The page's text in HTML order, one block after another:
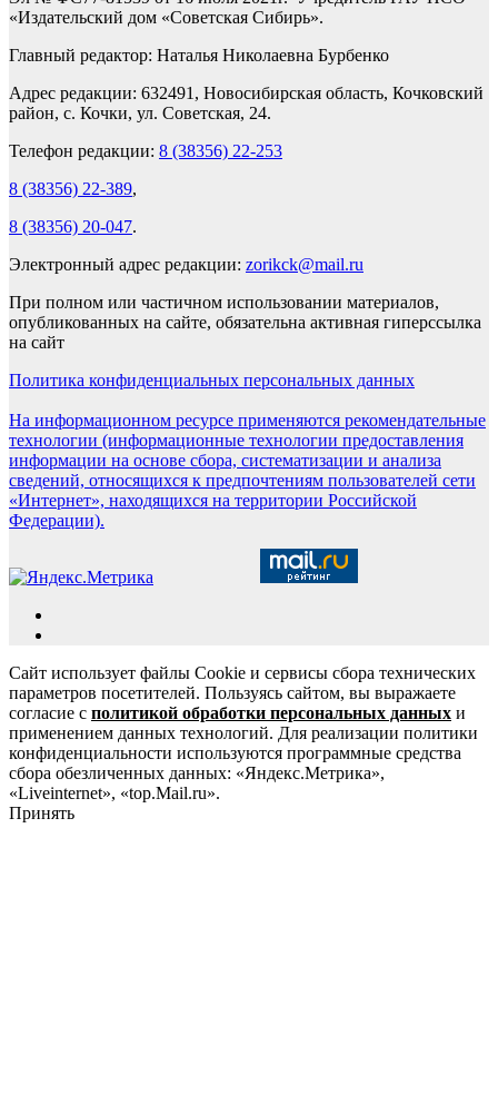
«Издательский дом «Советская Сибирь».
Главный редактор: Наталья Николаевна Бурбенко
Адрес редакции: 632491, Новосибирская область, Кочковский
район, с. Кочки, ул. Советская, 24.
Телефон редакции: 8 (38356) 22-253
8 (38356) 22-389,
8 (38356) 20-047.
Электронный адрес редакции: zorikck@mail.ru
При полном или частичном использовании материалов,
опубликованных на сайте, обязательна активная гиперссылка
на сайт
Политика конфиденциальных персональных данных
На информационном ресурсе применяются рекомендательные
технологии (информационные технологии предоставления
информации на основе сбора, систематизации и анализа
сведений, относящихся к предпочтениям пользователей сети
«Интернет», находящихся на территории Российской
Федерации).
Сайт использует файлы Cookie и сервисы сбора технических
параметров посетителей. Пользуясь сайтом, вы выражаете
согласие с политикой обработки персональных данных и
применением данных технологий. Для реализации политики
конфиденциальности используются программные средства
сбора обезличенных данных: «Яндекс.Метрика»,
«Liveinternet», «top.Mail.ru».
Принять